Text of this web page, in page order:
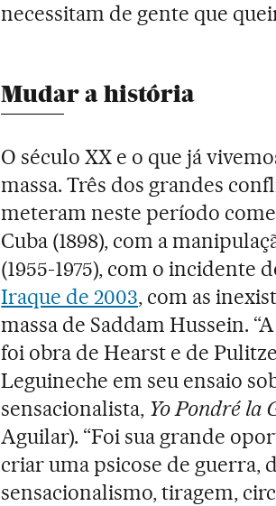
necessitam de gente que
Mudar a história
O século XX e o que já
massa. Três dos grandes
meteram neste período
Cuba (1898), com a
(1955-1975), com o incidente
Iraque de 2003, com as
massa de Saddam Hussein.
foi obra de Hearst e de
Leguineche em seu ensaio
sensacionalista, Yo Pondré la
Aguilar). “Foi sua grande
criar uma psicose de guerra,
sensacionalismo, tiragem,